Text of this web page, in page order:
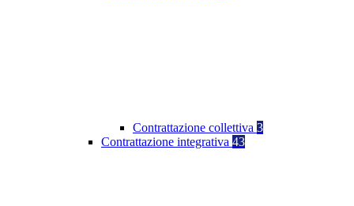
Contrattazione collettiva 3
Contrattazione integrativa 43